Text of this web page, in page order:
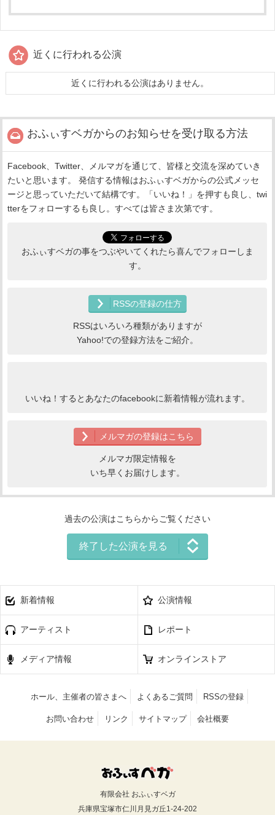
近くに行われる公演
近くに行われる公演はありません。
おふぃすベガからのお知らせを受け取る方法
Facebook、Twitter、メルマガを通じて、皆様と交流を深めていき
たいと思います。 発信する情報はおふぃすベガからの公式メッセ
ージと思っていただいて結構です。「いいね！」を押すも良し、twi
tterをフォローするも良し。すべては皆さま次第です。
おふぃすベガの事をつぶやいてくれたら喜んでフォローしま
す。
RSSの登録の仕方
RSSはいろいろ種類がありますが
Yahoo!での登録方法をご紹介。
いいね！するとあなたのfacebookに新着情報が流れます。
メルマガの登録はこちら
メルマガ限定情報を
いち早くお届けします。
過去の公演はこちらからご覧ください
終了した公演を見る
新着情報 公演情報
アーティスト レポート
メディア情報 オンラインストア
ホール、主催者の皆さまへ よくあるご質問 RSSの登録
お問い合わせ リンク サイトマップ 会社概要
有限会社 おふぃすベガ
兵庫県宝塚市仁川月見ガ丘1-24-202